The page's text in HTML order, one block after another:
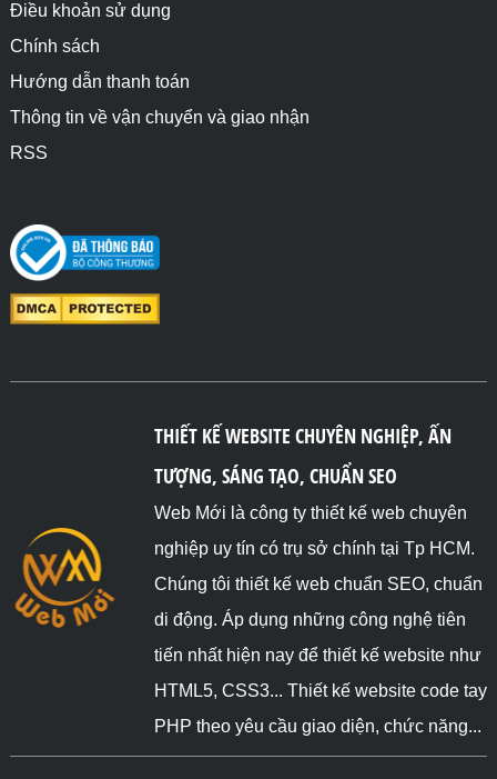
Điều khoản sử dụng
Chính sách
Hướng dẫn thanh toán
Thông tin về vận chuyển và giao nhận
RSS
THIẾT KẾ WEBSITE CHUYÊN NGHIỆP, ẤN
TƯỢNG, SÁNG TẠO, CHUẨN SEO
Web Mới là công ty thiết kế web chuyên
nghiệp uy tín có trụ sở chính tại Tp HCM.
Chúng tôi thiết kế web chuẩn SEO, chuẩn
di động. Áp dụng những công nghệ tiên
tiến nhất hiện nay để thiết kế website như
HTML5, CSS3... Thiết kế website code tay
PHP theo yêu cầu giao diện, chức năng...